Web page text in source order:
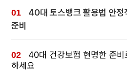
40대 토스뱅크 활용법 안정
준비
40대 건강보험 현명한 준비
하세요